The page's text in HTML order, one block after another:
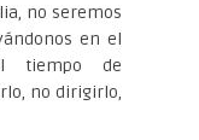
no seremos
en el
tiempo de
no dirigirlo,